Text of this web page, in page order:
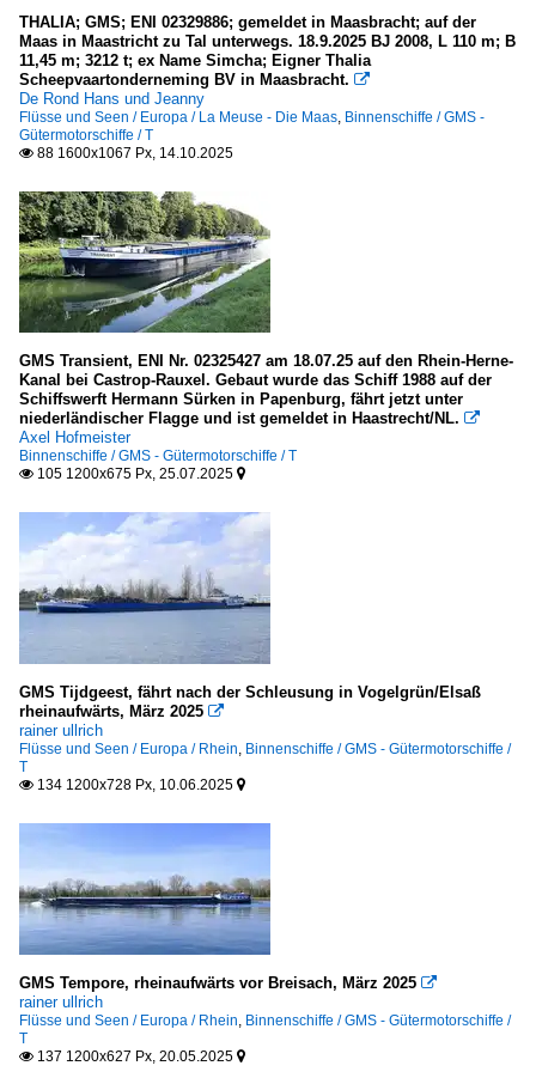
Frankreich
Seine und Nebenflüsse
Großbritannien
Kanäle
Belgien
Canal Albert
Deutschland
Dortmund-Ems-Kanal
Elbe-Havel-Kanal
Mittellandkanal mit Stichkanälen
Nord-Ostsee-Kanal
Untere Havel-Wasserstraße
Seehäfen
Deutschland
Hamburg
Leer
Lübeck und Travemünde
Niederlande
Rotterdam
Seeschiffe
Stückgut- und Mehrzweckfrachter / general cargo
2025
2026
THALIA; GMS; ENI 02329886; gemeldet in Maasbracht; auf der
Maas in Maastricht zu Tal unterwegs. 18.9.2025 BJ 2008, L 110 m; B
11,45 m; 3212 t; ex Name Simcha; Eigner Thalia
Scheepvaartonderneming BV in Maasbracht. 
De Rond Hans und Jeanny
Flüsse und Seen / Europa / La Meuse - Die Maas, Binnenschiffe / GMS -
Gütermotorschiffe / T
 88 1600x1067 Px, 14.10.2025
GMS Transient, ENI Nr. 02325427 am 18.07.25 auf den Rhein-Herne-
Kanal bei Castrop-Rauxel. Gebaut wurde das Schiff 1988 auf der
Schiffswerft Hermann Sürken in Papenburg, fährt jetzt unter
niederländischer Flagge und ist gemeldet in Haastrecht/NL. 
Axel Hofmeister
Binnenschiffe / GMS - Gütermotorschiffe / T
 105 1200x675 Px, 25.07.2025 
GMS Tijdgeest, fährt nach der Schleusung in Vogelgrün/Elsaß
rheinaufwärts, März 2025 
rainer ullrich
Flüsse und Seen / Europa / Rhein, Binnenschiffe / GMS - Gütermotorschiffe /
T
 134 1200x728 Px, 10.06.2025 
GMS Tempore, rheinaufwärts vor Breisach, März 2025 
rainer ullrich
Flüsse und Seen / Europa / Rhein, Binnenschiffe / GMS - Gütermotorschiffe /
T
 137 1200x627 Px, 20.05.2025 